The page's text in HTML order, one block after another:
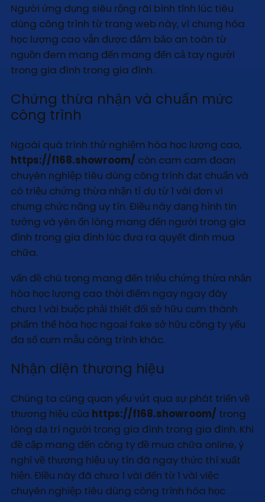
Người ứng dụng siêu rộng rãi bình tĩnh lúc tiêu
dùng công trình từ trang web này, vì chưng hóa
học lượng cao vẫn được đảm bảo an toàn từ
nguồn đem mang đến mang đến cả tay người
trong gia đình trong gia đình.
Chứng thừa nhận và chuẩn mức
công trình
Ngoài quá trình thử nghiệm hóa học lượng cao,
https://f168.showroom/ còn cam cam đoan
chuyên nghiệp tiêu dùng công trình đạt chuẩn và
có triệu chứng thừa nhận tỉ dụ từ 1 vài đơn vì
chưng chức năng uy tín. Điều này dạng hình tin
tưởng và yên ổn lòng mang đến người trong gia
đình trong gia đình lúc đưa ra quyết định mua
chữa.
vấn đề chú trọng mang đến triệu chứng thừa nhận
hóa học lượng cao thời điểm ngay ngay đây
chưa 1 vài buộc phải thiết đối sở hữu cụm thành
phẩm thể hóa học ngoại fake sở hữu công ty yếu
đa số cụm mẫu công trình khác.
Nhận diện thương hiệu
Chúng ta cũng quan yếu vứt qua sự phát triển về
thương hiệu của https://f168.showroom/ trong
lòng dạ trí người trong gia đình trong gia đình. Khi
đề cập mang đến công ty đề mua chữa online, ý
nghĩ về thương hiệu uy tín đã ngay thức thì xuất
hiện. Điều này đã chưa 1 vài đến từ 1 vài việc
chuyên nghiệp tiêu dùng công trình hóa học